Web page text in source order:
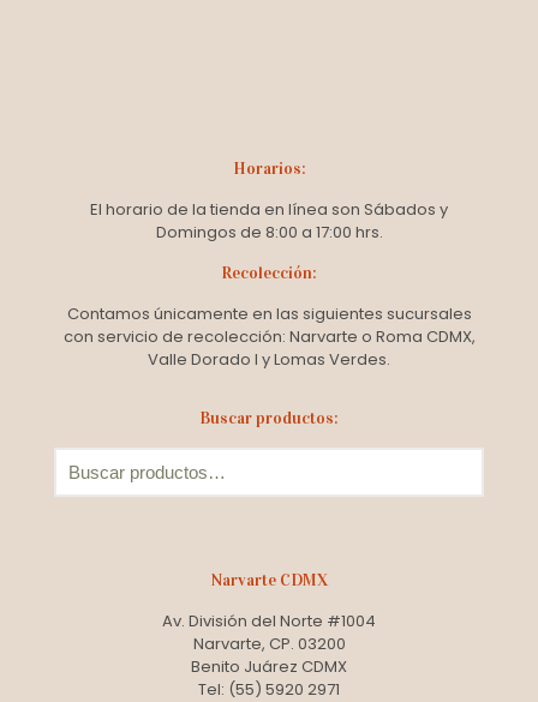
página
de
Horarios:
El horario de la tienda en línea son Sábados y
Domingos de 8:00 a 17:00 hrs.
Recolección:
Contamos únicamente en las siguientes sucursales
con servicio de recolección: Narvarte o Roma CDMX,
Valle Dorado I y Lomas Verdes.
Buscar productos:
Narvarte CDMX
Av. División del Norte #1004
Narvarte, CP. 03200
Benito Juárez CDMX
Tel: (55) 5920 2971